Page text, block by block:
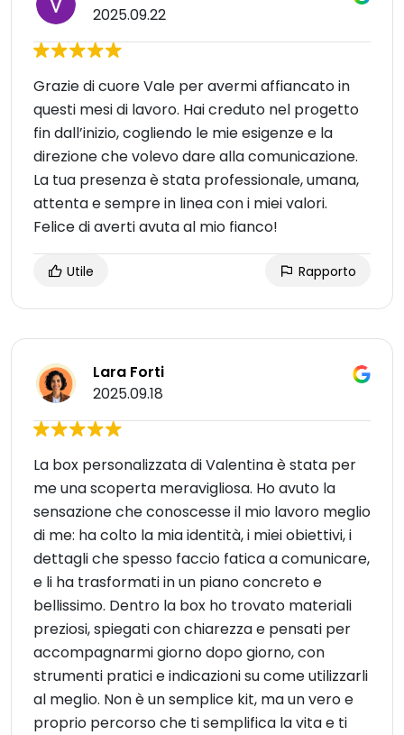
2025.09.22
Grazie di cuore Vale per avermi affiancato in
questi mesi di lavoro. Hai creduto nel progetto
fin dall’inizio, cogliendo le mie esigenze e la
direzione che volevo dare alla comunicazione.
La tua presenza è stata professionale, umana,
attenta e sempre in linea con i miei valori.
Felice di averti avuta al mio fianco!
Utile Rapporto
Lara Forti
2025.09.18
La box personalizzata di Valentina è stata per
me una scoperta meravigliosa. Ho avuto la
sensazione che conoscesse il mio lavoro meglio
di me: ha colto la mia identità, i miei obiettivi, i
dettagli che spesso faccio fatica a comunicare,
e li ha trasformati in un piano concreto e
bellissimo. Dentro la box ho trovato materiali
preziosi, spiegati con chiarezza e pensati per
accompagnarmi giorno dopo giorno, con
strumenti pratici e indicazioni su come utilizzarli
al meglio. Non è un semplice kit, ma un vero e
proprio percorso che ti semplifica la vita e ti